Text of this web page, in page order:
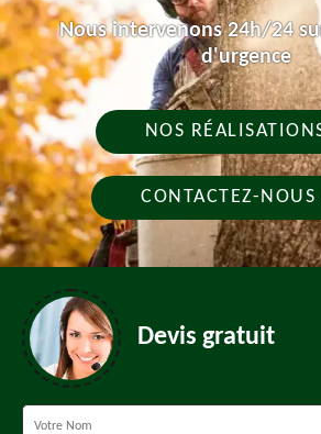
Nous intervenons 24h/24
d'urgence
NOS
CONTACTEZ-NOUS
Devis gratuit